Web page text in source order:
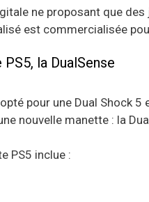
ne proposant que des
est commercialisée
la DualSense
opté pour une Dual Shock 5
nouvelle manette : la
PS5 inclue :